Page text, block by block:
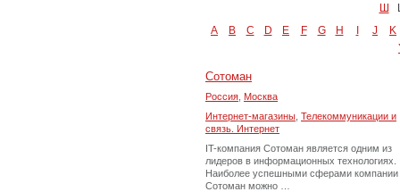
Ш
A
B C D E F G H J
K
Сотоман
Россия Москва
Интернет-магазины Телекоммуникации и
связь. Интернет
IT-компания Сотоман является одним из
лидеров в информационных технологиях.
Наиболее успешными сферами компании
Сотоман можно …